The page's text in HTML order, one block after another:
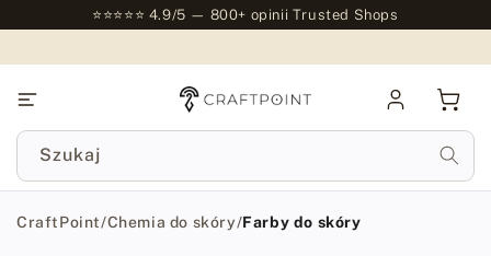
⭐⭐⭐⭐⭐ 4.9/5 — 800+ opinii Trusted Shops
się
Szukaj
CraftPoint/Chemia do skóry/Farby do skóry